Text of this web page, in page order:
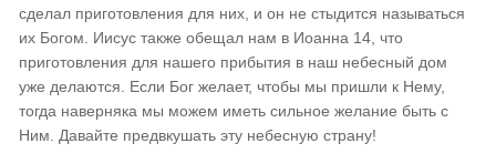
сделал приготовления для них, и он не стыдится называться
их Богом. Иисус также обещал нам в Иоанна 14, что
приготовления для нашего прибытия в наш небесный дом
уже делаются. Если Бог желает, чтобы мы пришли к Нему,
тогда наверняка мы можем иметь сильное желание быть с
Ним. Давайте предвкушать эту небесную страну!